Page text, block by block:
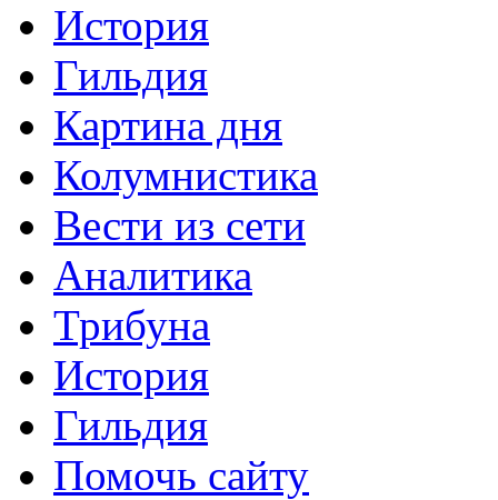
История
Гильдия
Картина дня
Колумнистика
Вести из сети
Аналитика
Трибуна
История
Гильдия
Помочь сайту